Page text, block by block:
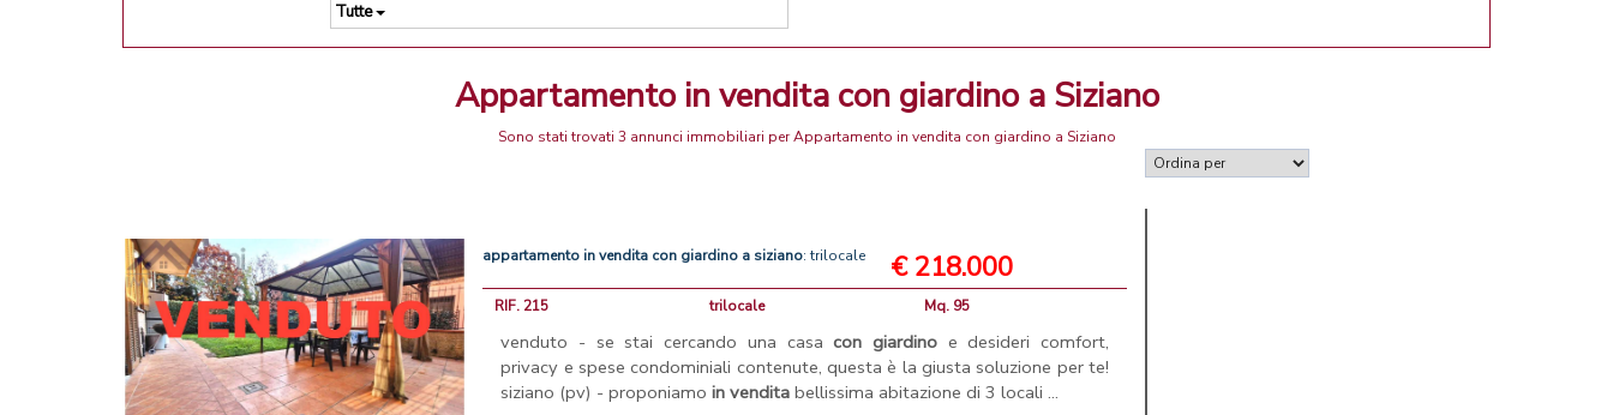
Tutte
Appartamento in vendita con giardino a Siziano
Sono stati trovati 3 annunci immobiliari per Appartamento in vendita con giardino a Siziano
appartamento in vendita con giardino a siziano: trilocale € 218.000
RIF. 215 trilocale Mq. 95
venduto - se stai cercando una casacon giardinoe desideri comfort,
privacy e spese condominiali contenute, questa è la giusta soluzione per te!
siziano (pv) - proponiamoin vendita bellissima abitazione di 3 locali ...